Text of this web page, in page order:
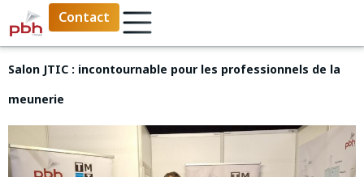
Contact
Salon JTIC : incontournable pour les professionnels de la
meunerie